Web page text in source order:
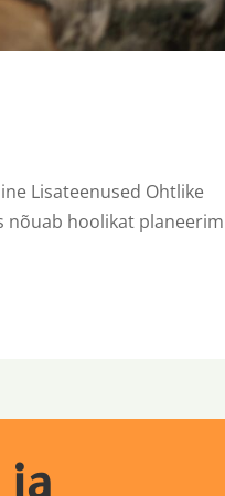
Lisateenused Ohtlike
nõuab hoolikat